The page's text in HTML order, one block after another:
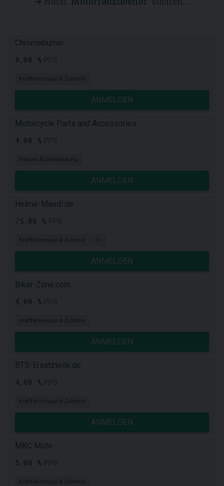
Chromeburner
8,00 %
Kraftfahrzeuge & Zubehör
ANMELDEN
Motorcycle Parts and Accessories
4,00 %
Freizeit & Unterhaltung
ANMELDEN
Helme-Maedl.de
75,00 %
Kraftfahrzeuge & Zubehör +1
ANMELDEN
Biker-Zone.com
4,00 %
Kraftfahrzeuge & Zubehör
ANMELDEN
BTS-Ersatzteile.de
4,00 %
Kraftfahrzeuge & Zubehör
ANMELDEN
MKC Moto
5,00 %
Kraftfahrzeuge & Zubehör